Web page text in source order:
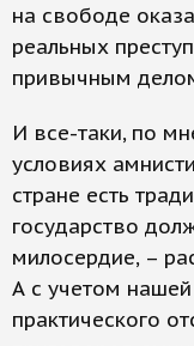
на свободе
реальных
привычным
И все-таки, по
условиях
стране есть
государство
милосердие, –
А с учетом
практического